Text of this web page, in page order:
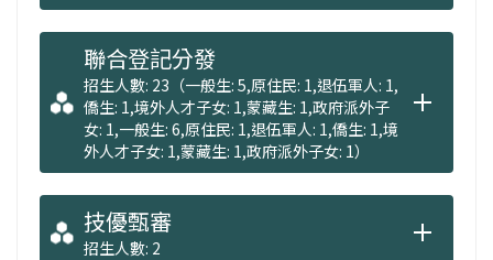
聯合登記分發
招生人數: 23（一般生: 5,原住民: 1,退伍軍人: 1,
僑生: 1,境外人才子女: 1,蒙藏生: 1,政府派外子
女: 1,一般生: 6,原住民: 1,退伍軍人: 1,僑生: 1,境
外人才子女: 1,蒙藏生: 1,政府派外子女: 1）
技優甄審
招生人數: 2